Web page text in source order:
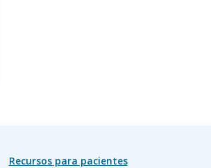
Recursos para pacientes